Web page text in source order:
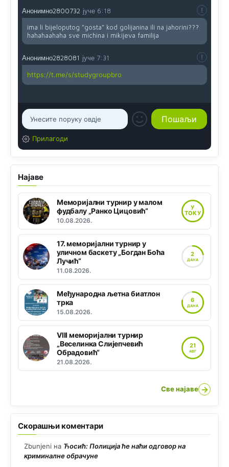
Анонимно2800732 јуче 6:18
ima li bijeloputog "gosta" kod golijanina ili na jahorini???
hahahaahaha sve michina i mikijeva familija
Анонимно2828081 јуче 7:31
https://t.me/s/studygroupbro
Прилагоди
Најаве
Меморијални турнир у малом
фудбалу „Ранко Цицовић“
10.08.2026.
У
ТОКУ
17. меморијални турнир у
уличном баскету „Богдан Боћа
Лучић“
11.08.2026.
2
ДАНА
Међународна љетна биатлон
трка
15.08.2026.
6
ДАНА
VIII меморијални турнир
„Веселинка Слијепчевић
Обрадовић“
21.08.2026.
21
АВГ
Све најаве →
Скорашњи коментари
Zbunjeni на Ћосић: Полиција ће наћи одговор на
криминалне обрачуне